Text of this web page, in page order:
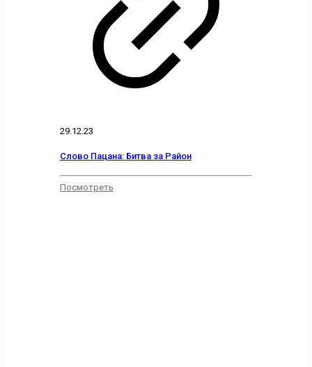
29.12.23
Слово Пацана: Битва за Район
Посмотреть